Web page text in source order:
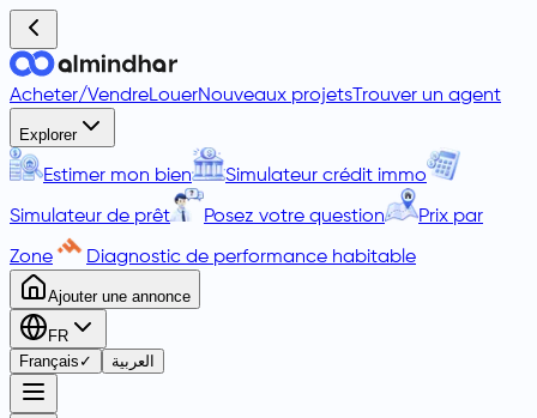
Acheter/VendreLouerNouveaux projets Trouver un agent
Explorer
Estimer mon bien Simulateur crédit immo
Simulateur de prêt Posez votre question Prix par
Zone Diagnostic de performance habitable
Ajouter une annonce
FR
Français ✓ العربية